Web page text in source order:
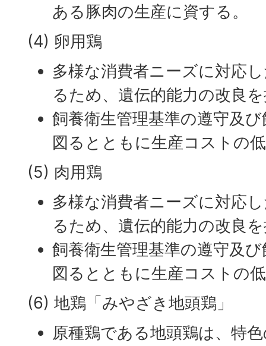
ある豚肉の生産に資する。
(4) 卵用鶏
多様な消費者ニーズに対応
るため、遺伝的能力の改良
飼養衛生管理基準の遵守及
図るとともに生産コストの
(5) 肉用鶏
多様な消費者ニーズに対応
るため、遺伝的能力の改良
飼養衛生管理基準の遵守及
図るとともに生産コストの
(6) 地鶏「みやざき地頭鶏」
原種鶏である地頭鶏は、特